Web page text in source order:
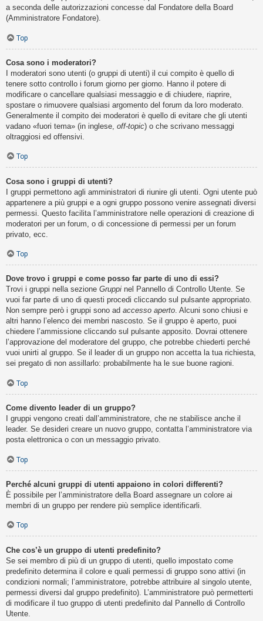
a seconda delle autorizzazioni concesse dal Fondatore della Board
(Amministratore Fondatore).
Top
Cosa sono i moderatori?
I moderatori sono utenti (o gruppi di utenti) il cui compito è quello di
tenere sotto controllo i forum giorno per giorno. Hanno il potere di
modificare o cancellare qualsiasi messaggio e di chiudere, riaprire,
spostare o rimuovere qualsiasi argomento del forum da loro moderato.
Generalmente il compito dei moderatori è quello di evitare che gli utenti
vadano «fuori tema» (in inglese, off-topic) o che scrivano messaggi
oltraggiosi ed offensivi.
Top
Cosa sono i gruppi di utenti?
I gruppi permettono agli amministratori di riunire gli utenti. Ogni utente può
appartenere a più gruppi e a ogni gruppo possono venire assegnati diversi
permessi. Questo facilita l’amministratore nelle operazioni di creazione di
moderatori per un forum, o di concessione di permessi per un forum
privato, ecc.
Top
Dove trovo i gruppi e come posso far parte di uno di essi?
Trovi i gruppi nella sezione Gruppi nel Pannello di Controllo Utente. Se
vuoi far parte di uno di questi procedi cliccando sul pulsante appropriato.
Non sempre però i gruppi sono ad accesso aperto. Alcuni sono chiusi e
altri hanno l’elenco dei membri nascosto. Se il gruppo è aperto, puoi
chiedere l’ammissione cliccando sul pulsante apposito. Dovrai ottenere
l’approvazione del moderatore del gruppo, che potrebbe chiederti perché
vuoi unirti al gruppo. Se il leader di un gruppo non accetta la tua richiesta,
sei pregato di non assillarlo: probabilmente ha le sue buone ragioni.
Top
Come divento leader di un gruppo?
I gruppi vengono creati dall’amministratore, che ne stabilisce anche il
leader. Se desideri creare un nuovo gruppo, contatta l’amministratore via
posta elettronica o con un messaggio privato.
Top
Perché alcuni gruppi di utenti appaiono in colori differenti?
È possibile per l’amministratore della Board assegnare un colore ai
membri di un gruppo per rendere più semplice identificarli.
Top
Che cos’è un gruppo di utenti predefinito?
Se sei membro di più di un gruppo di utenti, quello impostato come
predefinito determina il colore e quali permessi di gruppo sono attivi (in
condizioni normali; l’amministratore, potrebbe attribuire al singolo utente,
permessi diversi dal gruppo predefinito). L’amministratore può permetterti
di modificare il tuo gruppo di utenti predefinito dal Pannello di Controllo
Utente.